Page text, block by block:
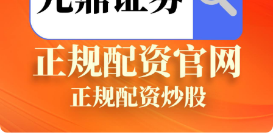
基金指数 7236.70 +6.90 +0.10%